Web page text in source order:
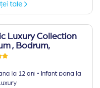
tale
Luxury Collection
, Bodrum,
la 12 ani ·Infant pana la